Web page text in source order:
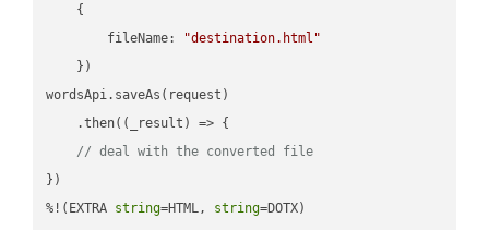
    {
fileName:
"destination.html"
    })
wordsApi.saveAs(request)
    .then(
( _result ) => {
// deal with the converted file
})
%!(EXTRA string=HTML, string=DOTX)